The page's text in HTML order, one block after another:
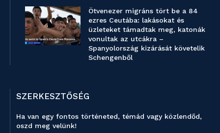
Ötvenezer migráns tört be a 84
ezres Ceutába: lakásokat és
üzleteket támadtak meg, katonák
vonultak az utcákra –
Spanyolország kizárását követelik
Schengenből
SZERKESZTŐSÉG
Ha van egy fontos történeted, témád vagy közlendőd,
oszd meg velünk!